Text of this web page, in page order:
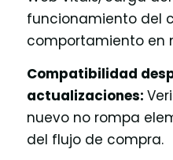
funcionamiento del
comportamiento en
Compatibilidad
actualizaciones:
nuevo no rompa
del flujo de compra.